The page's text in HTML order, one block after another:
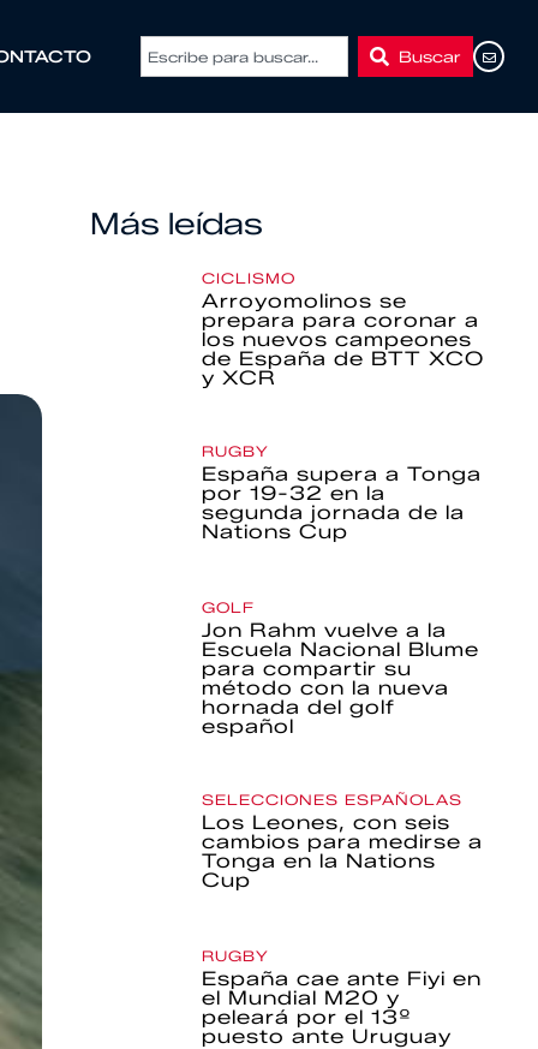
Buscar
Más leídas
CICLISMO
Arroyomolinos se
prepara para coronar a
los nuevos campeones
de España de BTT XCO
y XCR
RUGBY
España supera a Tonga
por 19-32 en la
segunda jornada de la
Nations Cup
GOLF
Jon Rahm vuelve a la
Escuela Nacional Blume
para compartir su
método con la nueva
hornada del golf
español
SELECCIONES ESPAÑOLAS
Los Leones, con seis
cambios para medirse a
Tonga en la Nations
Cup
RUGBY
España cae ante Fiyi en
el Mundial M20 y
peleará por el 13º
puesto ante Uruguay